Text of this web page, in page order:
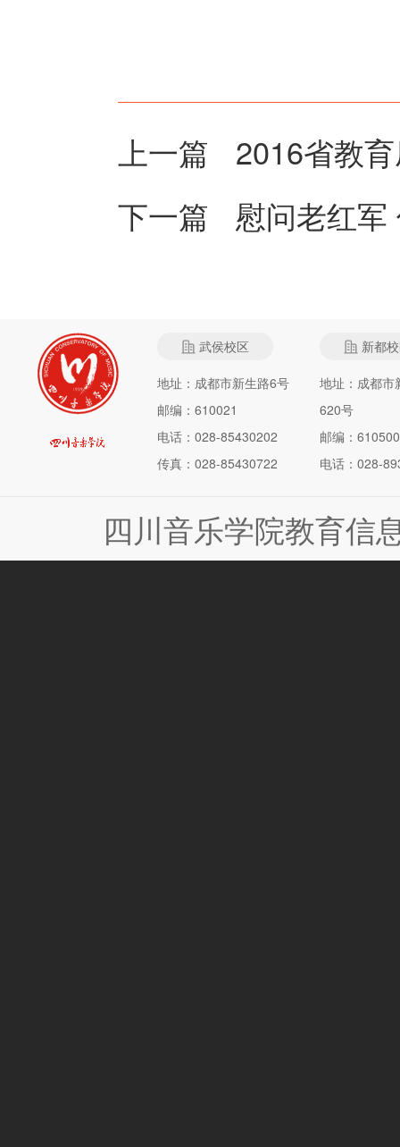
上一篇 2016省教
下一篇 慰问老红军
武侯校区
地址：成都市新生路6号
邮编：610021
电话：028-85430202
传真：028-85430722
新都
地址：成都市
620号
邮编：610500
电话：028-
四川音乐学院教育